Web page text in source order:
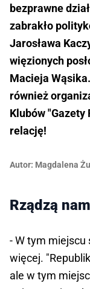
bezprawne
zabrakło
Jarosława
więzionych
Macieja
również
Klubów
relację!
Autor: Magdalena
Rządzą
- W tym miejscu
więcej.
ale w tym